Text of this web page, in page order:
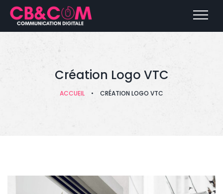
Création Logo VTC
ACCUEIL • CRÉATION LOGO VTC